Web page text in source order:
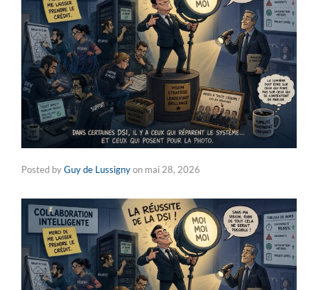
Posted byGuy de Lussignyon mai 28, 2026